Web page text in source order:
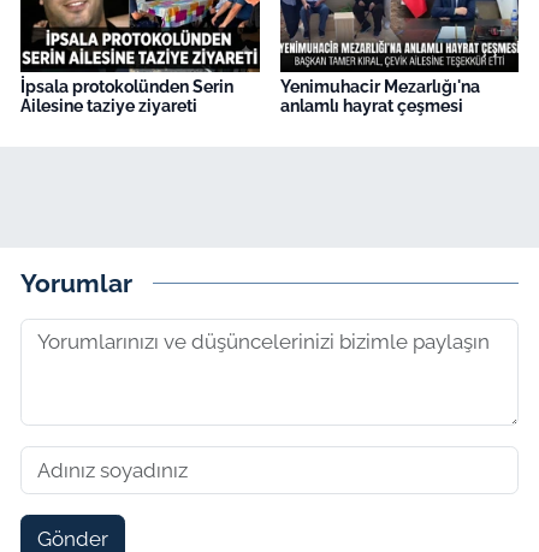
İpsala protokolünden Serin
Ailesine taziye ziyareti
Yenimuhacir Mezarlığı'na
anlamlı hayrat çeşmesi
Yorumlar
Gönder